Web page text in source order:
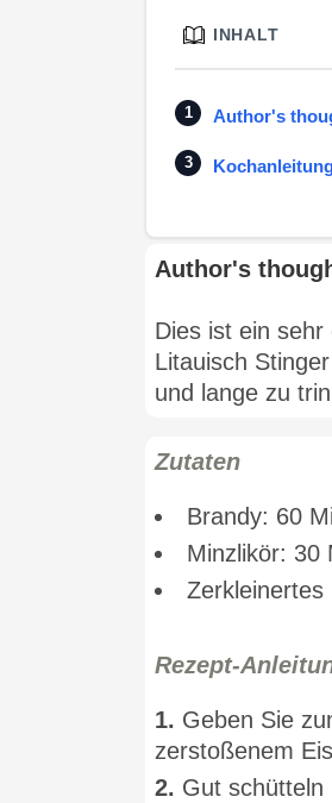
INHALT
Author's
Author's
Dies ist ein
Litauisch
und lange zu
Zutaten
Brandy: 60
Minzlikör: 30
Zerkleinertes
Rezept-
1. Geben Sie
zerstoßenem
2. Gut schütteln